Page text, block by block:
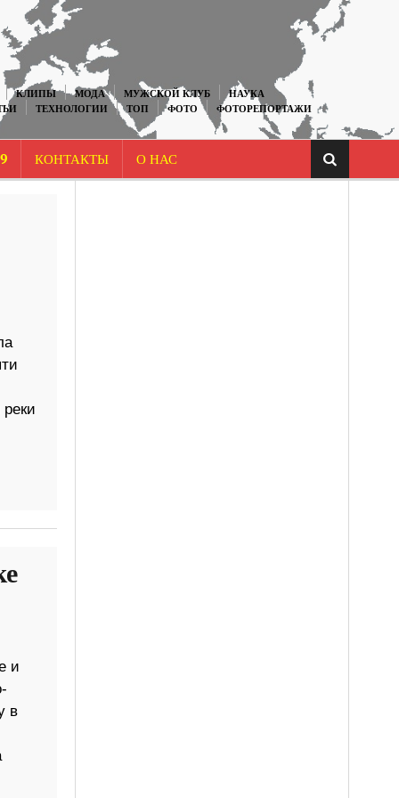
КЛИПЫ МОДА МУЖСКОЙ КЛУБ
НАУКА
ТЕХНОЛОГИИ ТОП ФОТО
ФОТОРЕПОРТАЖИ
КОНТАКТЫ О НАС
и
в